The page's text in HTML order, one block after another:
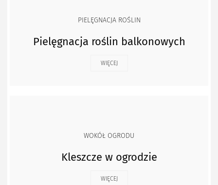
PIELĘGNACJA ROŚLIN
Pielęgnacja roślin balkonowych
WIĘCEJ
WOKÓŁ OGRODU
Kleszcze w ogrodzie
WIĘCEJ